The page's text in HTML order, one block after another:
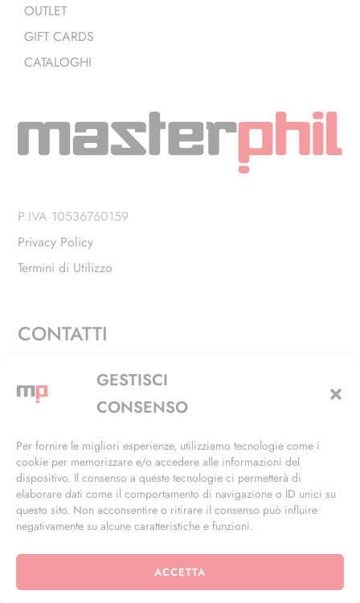
GESTISCI
CONSENSO
Per fornire le migliori esperienze, utilizziamo tecnologie come i
cookie per memorizzare e/o accedere alle informazioni del
dispositivo. Il consenso a queste tecnologie ci permetterà di
elaborare dati come il comportamento di navigazione o ID unici su
questo sito. Non acconsentire o ritirare il consenso può influire
negativamente su alcune caratteristiche e funzioni.
ACCETTA
OUTLET
GIFT CARDS
CATALOGHI
P.IVA 10536760159
Privacy Policy
Termini di Utilizzo
CONTATTI
Via Alfieri, 27 - Trezzano Sul Naviglio (MI)
+39 02 4846 3155
info@masterphil.it